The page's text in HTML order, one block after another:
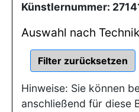
Künstlernummer:
Auswahl nach Technik
Hinweise: Sie können
anschließend für diese